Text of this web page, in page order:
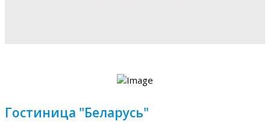
Гостиница "Беларусь"